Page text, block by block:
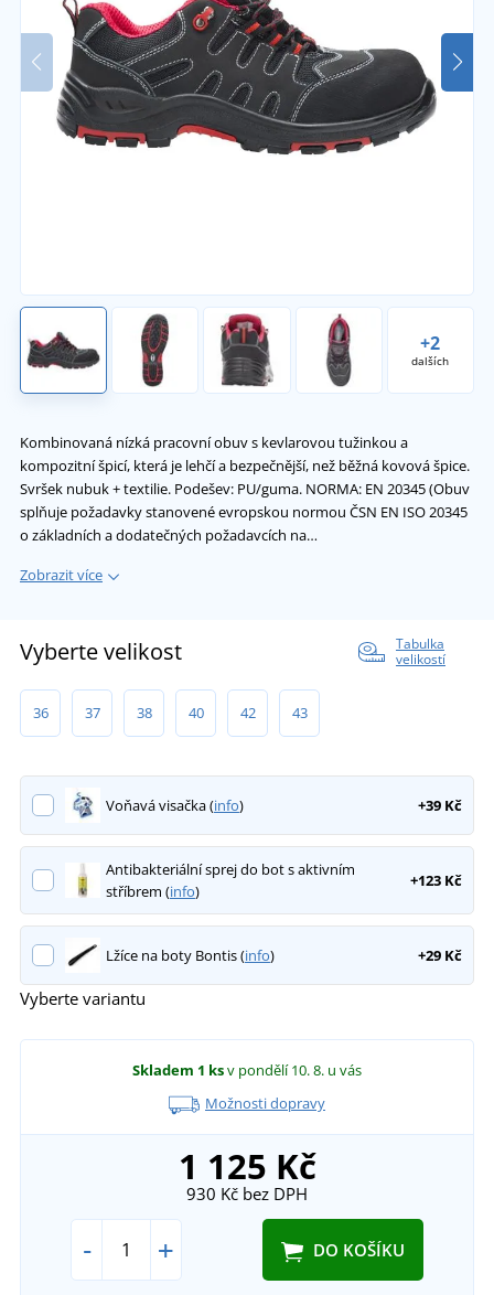
+2
dalších
Kombinovaná nízká pracovní obuv s kevlarovou tužinkou a
kompozitní špicí, která je lehčí a bezpečnější, než běžná kovová špice.
Svršek nubuk + textilie. Podešev: PU/guma. NORMA: EN 20345 (Obuv
splňuje požadavky stanovené evropskou normou ČSN EN ISO 20345
o základních a dodatečných požadavcích na…
Zobrazit více
Vyberte velikost
Tabulka
velikostí
36 37 38 40 42 43
Voňavá visačka (info) +39 Kč
Antibakteriální sprej do bot s aktivním
stříbrem (info)
+123 Kč
Lžíce na boty Bontis (info) +29 Kč
Vyberte variantu
Skladem 1 ksv pondělí 10. 8. u vás
Možnosti dopravy
1 125 Kč
930 Kč bez DPH
- + DO KOŠÍKU